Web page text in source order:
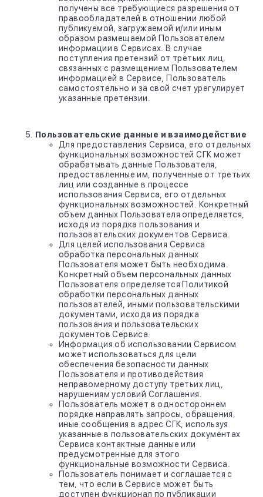
получены все требующиеся разрешения от
правообладателей в отношении любой
публикуемой, загружаемой и/или иным
образом размещаемой Пользователем
информации в Сервисах. В случае
поступления претензий от третьих лиц,
связанных с размещением Пользователем
информацией в Сервисе, Пользователь
самостоятельно и за свой счет урегулирует
указанные претензии.
Пользовательские данные и взаимодействие
Для предоставления Сервиса, его отдельных
функциональных возможностей СГК может
обрабатывать данные Пользователя,
предоставленные им, полученные от третьих
лиц или созданные в процессе
использования Сервиса, его отдельных
функциональных возможностей. Конкретный
объем данных Пользователя определяется,
исходя из порядка пользования и
пользовательских документов Сервиса.
Для целей использования Сервиса
обработка персональных данных
Пользователя может быть необходима.
Конкретный объем персональных данных
Пользователя определяется Политикой
обработки персональных данных
пользователей, иными пользовательскими
документами, исходя из порядка
пользования и пользовательских
документов Сервиса.
Информация об использовании Сервисом
может использоваться для цели
обеспечения безопасности данных
Пользователя и противодействия
неправомерному доступу третьих лиц,
нарушениям условий Соглашения.
Пользователь может в одностороннем
порядке направлять запросы, обращения,
иные сообщения в адрес СГК, используя
указанные в пользовательских документах
Сервиса контактные данные или
предусмотренные для этого
функциональные возможности Сервиса.
Пользователь понимает и соглашается с
тем, что если в Сервисе может быть
доступен функционал по публикации